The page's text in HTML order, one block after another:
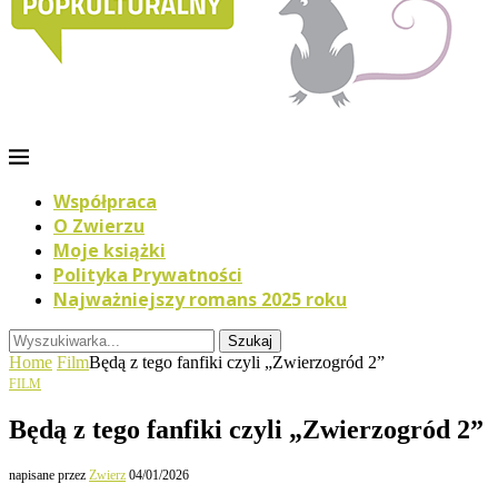
Współpraca
O Zwierzu
Moje książki
Polityka Prywatności
Najważniejszy romans 2025 roku
Szukaj
Home FilmBędą z tego fanfiki czyli „Zwierzogród 2”
FILM
Będą z tego fanfiki czyli „Zwierzogród 2”
napisane przez Zwierz 04/01/2026